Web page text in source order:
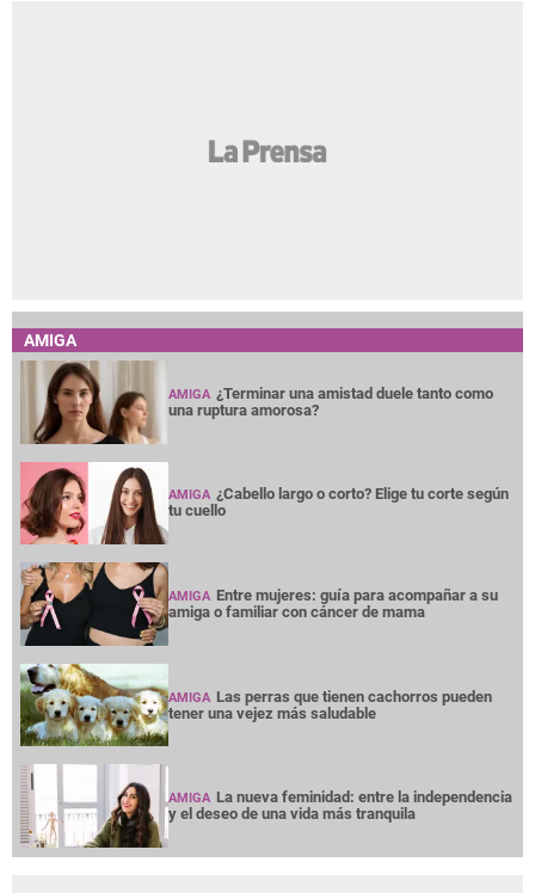
AMIGA
AMIGA ¿Terminar una amistad duele tanto como
una ruptura amorosa?
AMIGA ¿Cabello largo o corto? Elige tu corte según
tu cuello
AMIGA Entre mujeres: guía para acompañar a su
amiga o familiar con cáncer de mama
AMIGA Las perras que tienen cachorros pueden
tener una vejez más saludable
AMIGA La nueva feminidad: entre la independencia
y el deseo de una vida más tranquila